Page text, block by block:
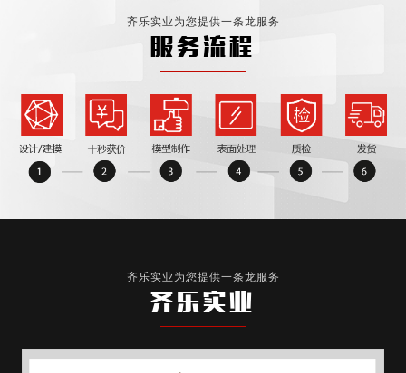
齐乐实业为您提供一条龙服务
服务流程
齐乐实业为您提供一条龙服务
齐乐实业